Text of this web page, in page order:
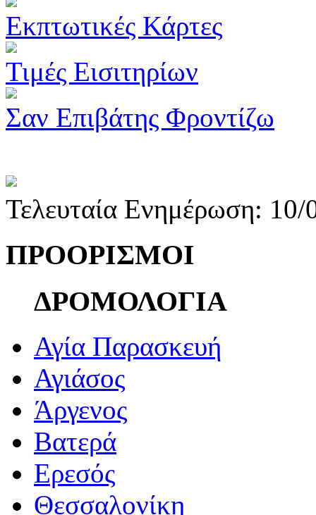
Εκπτωτικές Κάρτες
Τιμές Εισιτηρίων
Σαν Επιβάτης Φροντίζω
Τελευταία Ενημέρωση:
ΠΡΟΟΡΙΣΜΟΙ
ΔΡΟΜΟΛΟΓΙΑ
Αγία Παρασκευή
Αγιάσος
Άργενος
Βατερά
Ερεσός
Θεσσαλονίκη